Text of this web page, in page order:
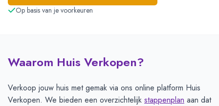
Op basis van je voorkeuren
Waarom Huis Verkopen?
Verkoop jouw huis met gemak via ons online platform Huis
Verkopen. We bieden een overzichtelijk stappenplan aan dat